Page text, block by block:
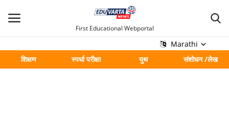
First Educational Webportal
Marathi
शिक्षण
स्पर्धा परीक्षा युथ संशोधन /लेख
मुख्य